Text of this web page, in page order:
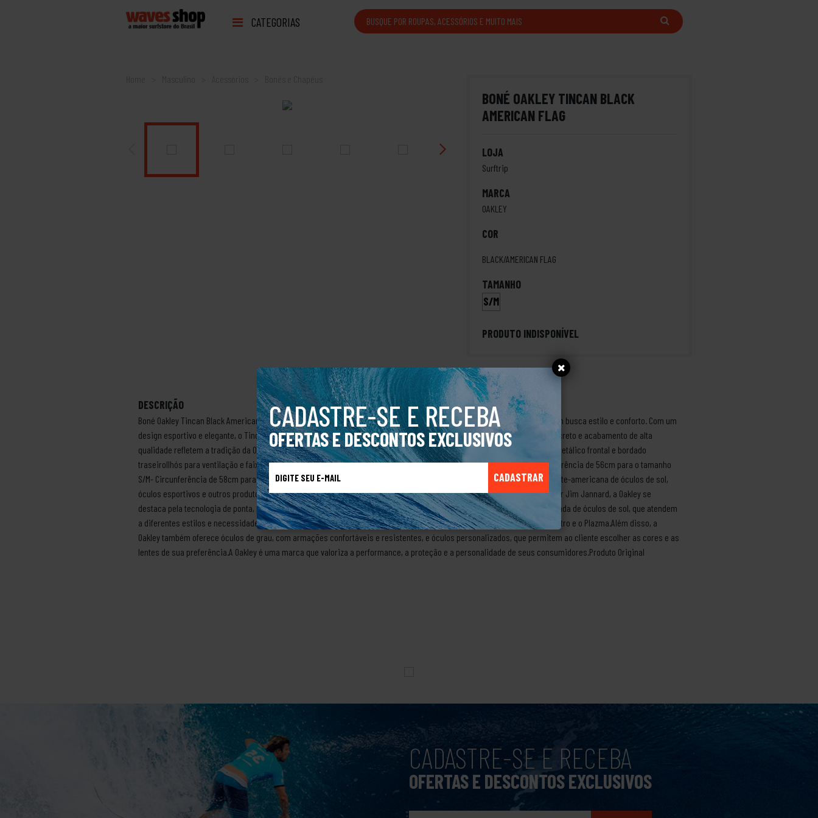
CADASTRE-SE E RECEBA
OFERTAS E DESCONTOS EXCLUSIVOS
CADASTRAR
CATEGORIAS
Home
BONÉ OAKLEY TINCAN BLACK
AMERICAN FLAG
LOJA
Surftrip
MARCA
OAKLEY
COR
BLACK/AMERICAN FLAG
TAMANHO
S/M
PRODUTO INDISPONÍVEL
DESCRIÇÃO
Boné Oakley Tincan Black American FlagO boné Tincan da Oakley é um acessório moderno e funcional, projetado para quem busca estilo e conforto. Com um
design esportivo e elegante, o Tincan tem um material leve e respirável, ideal para atividades ao ar livre. Seu logotipo discreto e acabamento de alta
qualidade refletem a tradição da Oakley em oferecer produtos que unem performance e design.• Aba curva• Logo Oakley metálico frontal e bordado
traseiroIlhós para ventilação e faixa acolchoada na testaComposição:- 96,8 % Poliéster- 3,2% ElastanoMedidas:- Circunferência de 56cm para o tamanho
S/M- Circunferência de 58cm para o tamanho L/XL- Tamanho da aba 16.7cmSobre a marca OakleyA Oakley é uma marca norte-americana de óculos de sol,
óculos esportivos e outros produtos voltados para o público que pratica ou aprecia esportes radicais.Fundada em 1975 por Jim Jannard, a Oakley se
destaca pela tecnologia de ponta, pelo design inovador e pela qualidade de seus produtos. A marca possui uma linha variada de óculos de sol, que atendem
a diferentes estilos e necessidades, desde os clássicos como o Holbrook e o Frogskins, até os mais modernos como o Sutro e o Plazma.Além disso, a
Oakley também oferece óculos de grau, com armações confortáveis e resistentes, e óculos personalizados, que permitem ao cliente escolher as cores e as
lentes de sua preferência.A Oakley é uma marca que valoriza a performance, a proteção e a personalidade de seus consumidores.Produto Original
CADASTRE-SE E RECEBA
OFERTAS E DESCONTOS EXCLUSIVOS